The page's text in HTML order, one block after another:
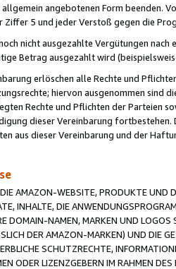
angebotenen Form beenden.
Ziffer 5 und jeder Verstoß gegen die
nicht ausgezahlte Vergütungen
Betrag ausgezahlt wird
erlöschen alle Rechte und
hiervon ausgenommen sind
Rechte und Pflichten der Parteien
dieser Vereinbarung
aus dieser Vereinbarung und der
AMAZON-WEBSITE, PRODUKTE UND
INHALTE, DIE
DOMAIN-NAMEN, MARKEN UND
DER AMAZON-MARKEN) UND DIE
SCHUTZRECHTE,
ODER LIZENZGEBERN IM RAHMEN